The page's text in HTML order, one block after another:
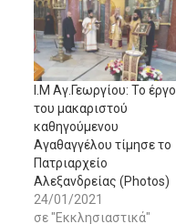
Ι.Μ Αγ.Γεωργίου: Το έργο
του μακαριστού
καθηγούμενου
Αγαθαγγέλου τίμησε το
Πατριαρχείο
Αλεξανδρείας (Photos)
24/01/2021
σε "Εκκλησιαστικά"